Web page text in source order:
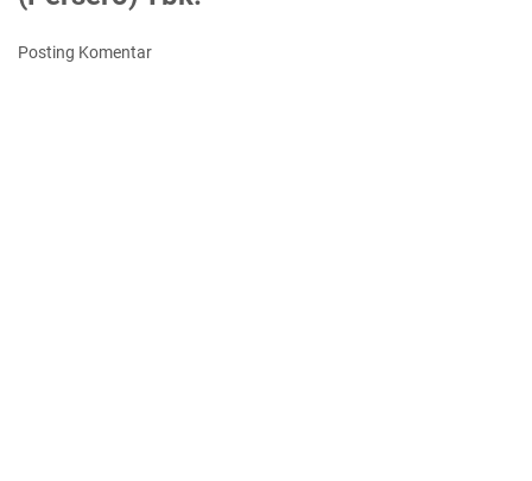
Posting Komentar